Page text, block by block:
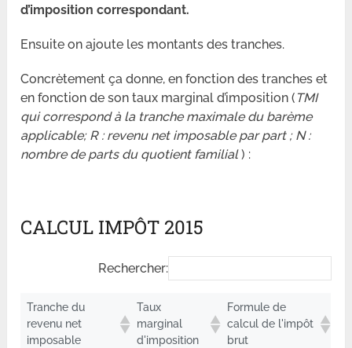
d’imposition correspondant.
Ensuite on ajoute les montants des tranches.
Concrètement ça donne, en fonction des tranches et
en fonction de son taux marginal d’imposition ( TMI
qui correspond à la tranche maximale du barème
applicable; R : revenu net imposable par part ; N :
nombre de parts du quotient familial) :
CALCUL IMPÔT 2015
Rechercher:
Tranche du
revenu net
imposable
Taux
marginal
d'imposition
Formule de
calcul de l'impôt
brut